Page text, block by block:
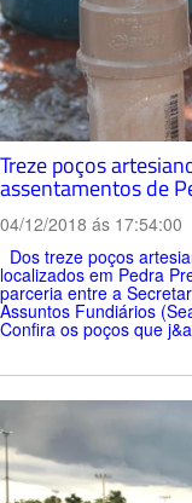
Treze poços
assentamentos de
04/12/2018 ás 17:54:00
Dos treze poços
localizados em Pedra
parceria entre a
Assuntos Fundiários
Confira os poços que